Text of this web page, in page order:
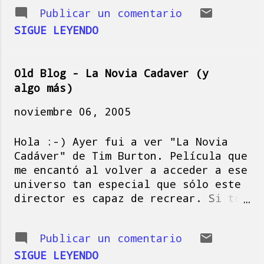
asumí resignadamente que esa noche
no iba a follar, así que me dormí
comercial. Yo la miraba mient...
esto porque en breve
publicaré un post sobre mi
trabajando en París y vivía
en el 77 "Marne la Vallée",
departamento 93, "Seine
entenderemos un poquito
mejor qué sucede en casa de
nuestros ilustres vecinos
galos. Un saludo.
Publicar un comentario
SIGUE LEYENDO
Old Blog - La Novia Cadaver (y
algo más)
noviembre 06, 2005
Hola :-) Ayer fui a ver "La Novia
Cadáver" de Tim Burton. Película que
me encantó al volver a acceder a ese
universo tan especial que sólo este
director es capaz de recrear. Si te
pelis que tendrás que ir a ver.
Importante: si vas a verla, hazlo en
Publicar un comentario
SIGUE LEYENDO